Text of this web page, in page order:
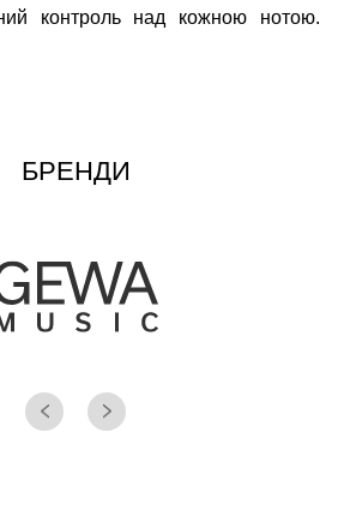
контроль над кожною нотою.
БРЕНДИ